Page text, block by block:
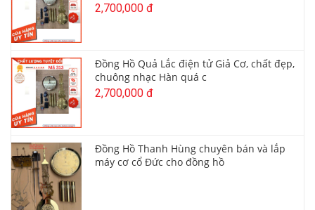
2,700,000 đ
Đồng Hồ Quả Lắc điện tử Giả Cơ, chất đẹp,
chuông nhạc Hàn quá c
2,700,000 đ
Đồng Hồ Thanh Hùng chuyên bán và lắp
máy cơ cổ Đức cho đồng hồ